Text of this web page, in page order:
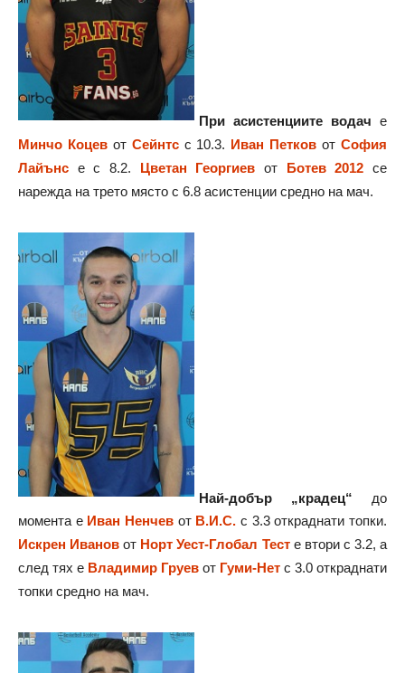
При асистенциите водач е
Минчо Коцевот Сейнтсс 10.3. Иван Петков отСофия
Лайънс е с 8.2. Цветан Георгиев от Ботев 2012 се
нарежда на трето място с 6.8 асистенции средно на мач.
Най-добър „крадец“ до
момента е Иван Ненчев от В.И.С. с 3.3 откраднати топки.
Искрен Иванов от Норт Уест-Глобал Тесте втори с 3.2, а
след тях е Владимир Груев от Гуми-Нет с 3.0 откраднати
топки средно на мач.